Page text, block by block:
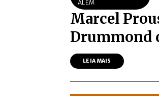
ALÉM
Marcel
Drummond
LEIA MAIS